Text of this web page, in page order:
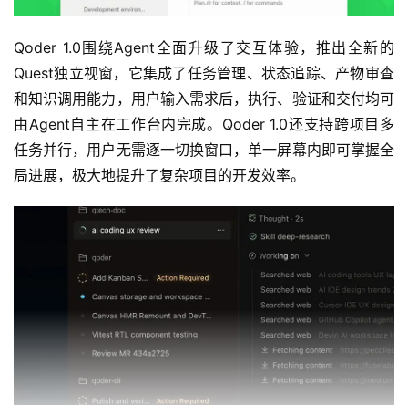
Qoder 1.0围绕Agent全面升级了交互体验，推出全新的
Quest独立视窗，它集成了任务管理、状态追踪、产物审查
和知识调用能力，用户输入需求后，执行、验证和交付均可
由Agent自主在工作台内完成。Qoder 1.0还支持跨项目多
任务并行，用户无需逐一切换窗口，单一屏幕内即可掌握全
局进展，极大地提升了复杂项目的开发效率。